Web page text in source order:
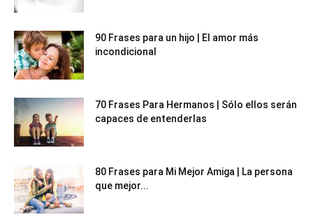
90 Frases para un hijo | El amor más
incondicional
70 Frases Para Hermanos | Sólo ellos serán
capaces de entenderlas
80 Frases para Mi Mejor Amiga | La persona
que mejor...